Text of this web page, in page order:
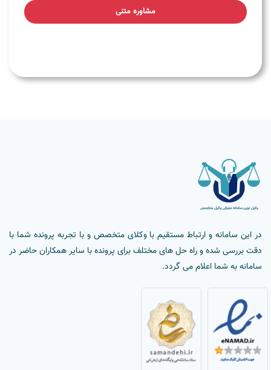
مشاوره متنی
در این سامانه و ارتباط مستقیم با وکلای متخصص و با تجربه پرونده شما با
دقت بررسی شده و راه حل های مختلف برای پرونده با سایر همکاران حاضر در
سامانه به شما اعلام می گردد.